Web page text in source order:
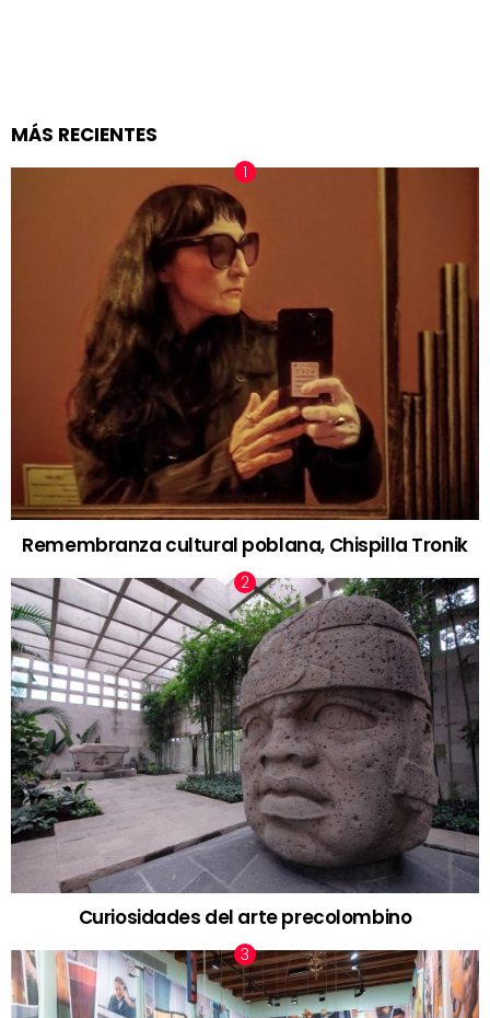
MÁS RECIENTES
Remembranza cultural poblana, Chispilla Tronik
Curiosidades del arte precolombino